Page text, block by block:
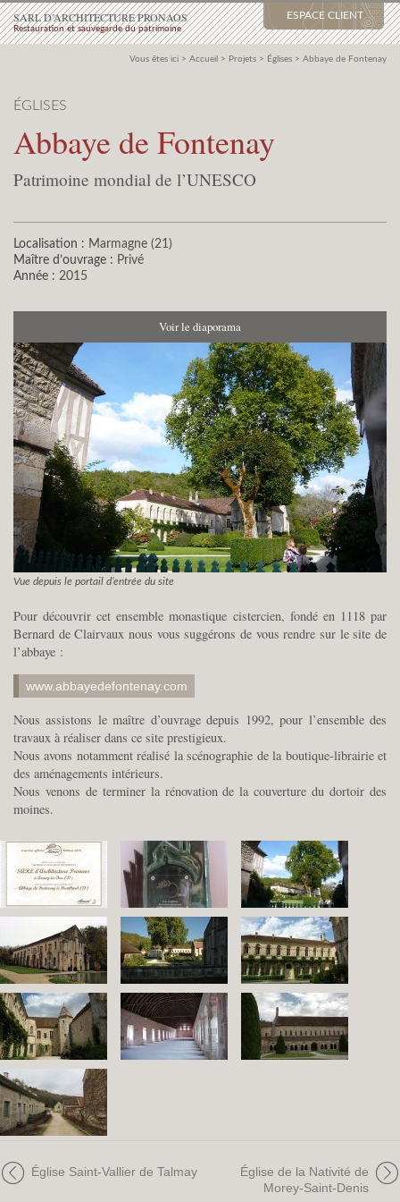
ESPACE CLIENT
SARL D’ARCHITECTURE PRONAOS
Restauration et sauvegarde du patrimoine
Vous êtes ici > Accueil > Projets > Églises > Abbaye de Fontenay
ÉGLISES
Abbaye de Fontenay
Patrimoine mondial de l’UNESCO
Localisation : Marmagne (21)
Maître d’ouvrage : Privé
Année : 2015
Voir le diaporama
Vue depuis le portail d’entrée du site
Pour découvrir cet ensemble monastique cistercien, fondé en 1118 par
Bernard de Clairvaux nous vous suggérons de vous rendre sur le site de
l’abbaye :
www.abbayedefontenay.com
Nous assistons le maître d’ouvrage depuis 1992, pour l’ensemble des
travaux à réaliser dans ce site prestigieux.
Nous avons notamment réalisé la scénographie de la boutique-librairie et
des aménagements intérieurs.
Nous venons de terminer la rénovation de la couverture du dortoir des
moines.
Église de la Nativité de
Morey-Saint-Denis
Église Saint-Vallier de Talmay